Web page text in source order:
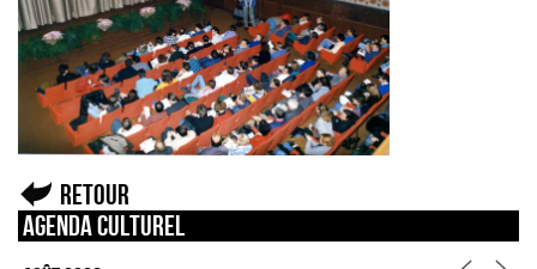
Retour
Agenda culturel